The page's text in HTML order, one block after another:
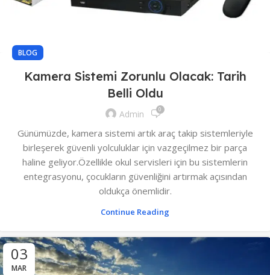
BLOG
Kamera Sistemi Zorunlu Olacak: Tarih
Belli Oldu
Admin 0
Günümüzde, kamera sistemi artık araç takip sistemleriyle
birleşerek güvenli yolculuklar için vazgeçilmez bir parça
haline geliyor.Özellikle okul servisleri için bu sistemlerin
entegrasyonu, çocukların güvenliğini artırmak açısından
oldukça önemlidir.
Continue Reading
03
MAR